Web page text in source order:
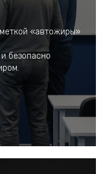
«автожиры»
безопасно